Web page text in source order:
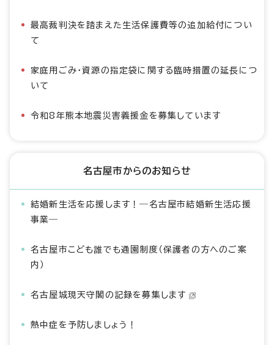
最高裁判決を踏まえた生活保護費等の追加給付につい
て
家庭用ごみ・資源の指定袋に関する臨時措置の延長につ
いて
令和8年熊本地震災害義援金を募集しています
名古屋市からのお知らせ
結婚新生活を応援します！―名古屋市結婚新生活応援
事業―
名古屋市こども誰でも通園制度（保護者の方へのご案
内）
名古屋城現天守閣の記録を募集します
熱中症を予防しましょう！